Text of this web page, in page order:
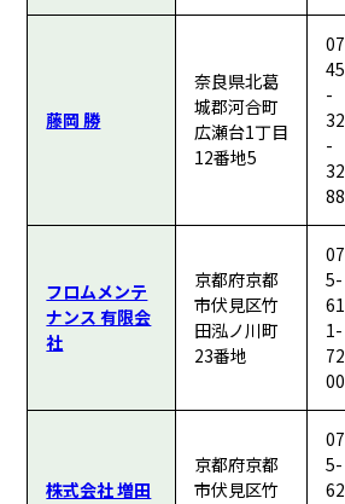
藤岡 勝
奈良県北葛
城郡河合町
広瀬台1丁目
12番地5
07
45
-
32
-
32
88
フロムメンテ
ナンス 有限会
社
京都府京都
市伏見区竹
田泓ノ川町
23番地
07
5-
61
1-
72
00
株式会社 増田
京都府京都
市伏見区竹
07
5-
62